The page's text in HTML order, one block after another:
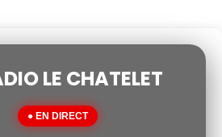
LE CHATELET
● EN DIRECT